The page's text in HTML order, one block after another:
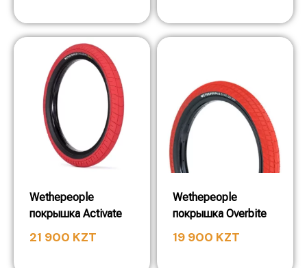
Wethepeople
покрышка Activate
21 900 KZT
Wethepeople
покрышка Overbite
19 900 KZT